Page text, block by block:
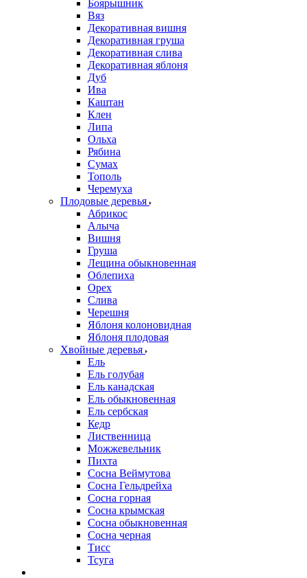
Боярышник
Вяз
Декоративная вишня
Декоративная груша
Декоративная слива
Декоративная яблоня
Дуб
Ива
Каштан
Клен
Липа
Ольха
Рябина
Сумах
Тополь
Черемуха
Плодовые деревья
Абрикос
Алыча
Вишня
Груша
Лещина обыкновенная
Облепиха
Орех
Слива
Черешня
Яблоня колоновидная
Яблоня плодовая
Хвойные деревья
Ель
Ель голубая
Ель канадская
Ель обыкновенная
Ель сербская
Кедр
Лиственница
Можжевельник
Пихта
Сосна Веймутова
Сосна Гельдрейха
Сосна горная
Сосна крымская
Сосна обыкновенная
Сосна черная
Тисс
Тсуга